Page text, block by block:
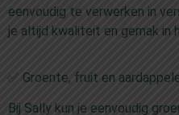
eenvoudig te verwerken in
je altijd kwaliteit en gemak in
✅ Groente, fruit en
Bij Sally kun je eenvoudig